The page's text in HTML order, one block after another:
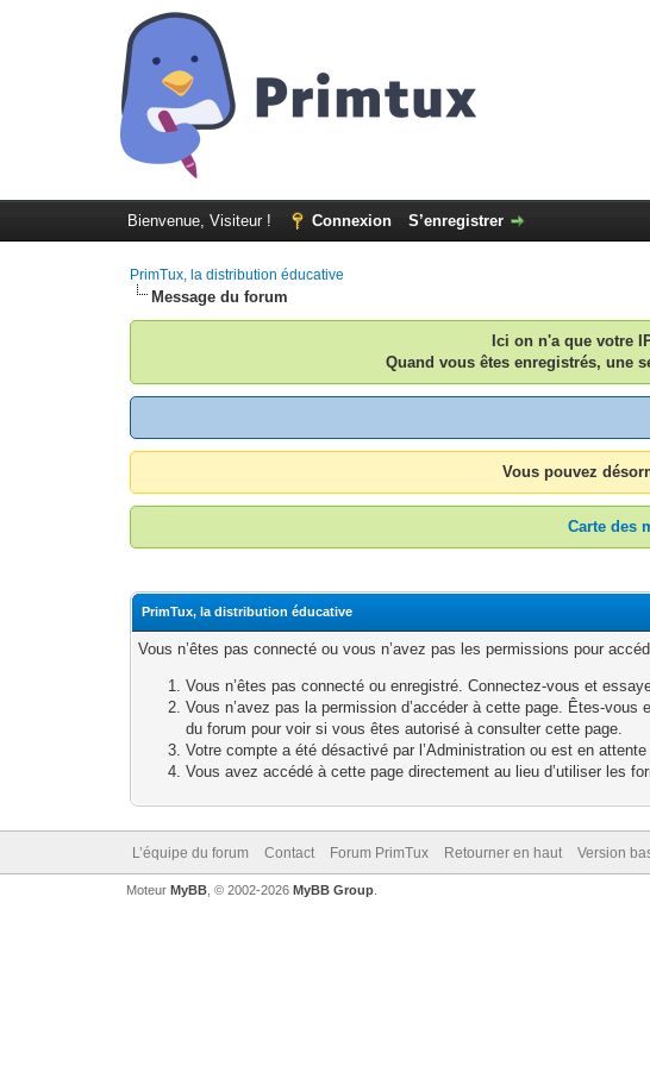
Bienvenue, Visiteur ! Connexion S’enregistrer
PrimTux, la distribution éducative
Message du forum
Ici on n'a que votre
Quand vous êtes enregistrés, une
Vous pouvez
Carte des
PrimTux, la distribution éducative
Vous n’êtes pas connecté ou vous n’avez pas les permissions pour
Vous n’êtes pas connecté ou enregistré. Connectez-vous et
Vous n’avez pas la permission d’accéder à cette page. Êtes-
du forum pour voir si vous êtes autorisé à consulter cette page.
Votre compte a été désactivé par l’Administration ou est en
Vous avez accédé à cette page directement au lieu d’utiliser les
L’équipe du forum Contact Forum PrimTux Retourner en haut Version
Moteur MyBB, © 2002-2026 MyBB Group.